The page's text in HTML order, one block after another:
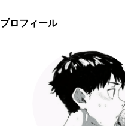
プロフィール